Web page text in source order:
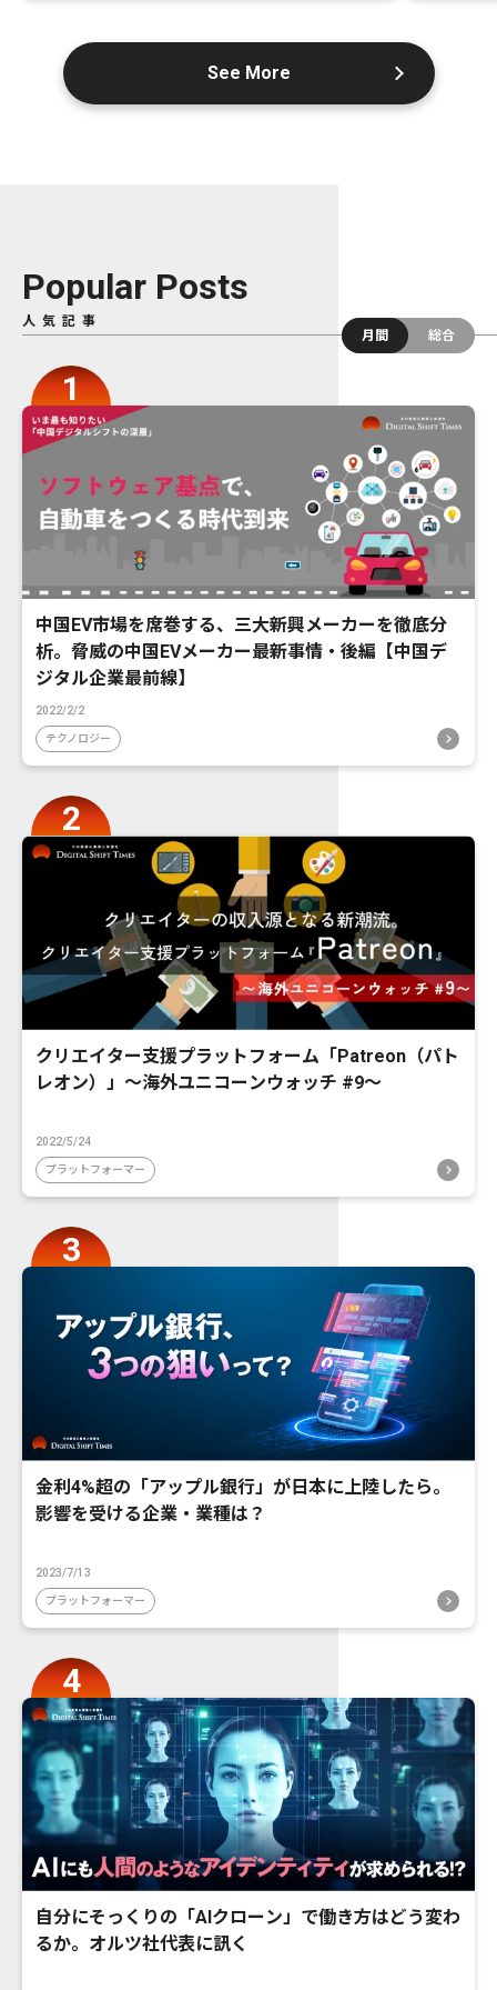
See More
Popular Posts
人気記事
月間
総合
中国EV市場を席巻する、三大新興メーカーを徹底分
析。脅威の中国EVメーカー最新事情・後編【中国デ
ジタル企業最前線】
2022/2/2
テクノロジー
クリエイター支援プラットフォーム「Patreon（パト
レオン）」〜海外ユニコーンウォッチ #9〜
2022/5/24
プラットフォーマー
金利4%超の「アップル銀行」が日本に上陸したら。
影響を受ける企業・業種は？
2023/7/13
プラットフォーマー
自分にそっくりの「AIクローン」で働き方はどう変わ
るか。オルツ社代表に訊く